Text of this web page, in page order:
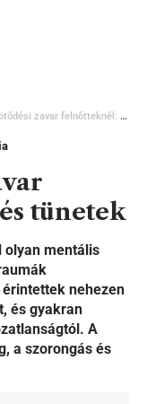
zavar felnőtteknél: okok és tünetek
tünetek
mentális
nehezen
és gyakran
A
a szorongás és